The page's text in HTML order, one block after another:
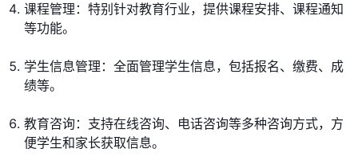
课程管理：特别针对教育行业，提供课程安排、课程通知
等功能。
学生信息管理：全面管理学生信息，包括报名、缴费、成
绩等。
教育咨询：支持在线咨询、电话咨询等多种咨询方式，方
便学生和家长获取信息。